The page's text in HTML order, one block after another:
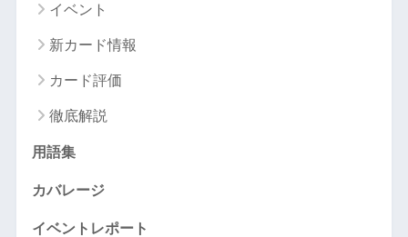
イベント
新カード情報
カード評価
徹底解説
用語集
カバレージ
イベントレポート